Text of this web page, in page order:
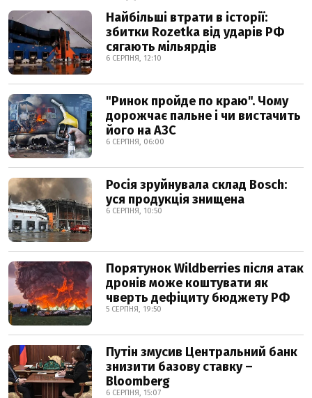
Найбільші втрати в історії:
збитки Rozetka від ударів РФ
сягають мільярдів
6 СЕРПНЯ, 12:10
"Ринок пройде по краю". Чому
дорожчає пальне і чи вистачить
його на АЗС
6 СЕРПНЯ, 06:00
Росія зруйнувала склад Bosch:
уся продукція знищена
6 СЕРПНЯ, 10:50
Порятунок Wildberries після атак
дронів може коштувати як
чверть дефіциту бюджету РФ
5 СЕРПНЯ, 19:50
Путін змусив Центральний банк
знизити базову ставку –
Bloomberg
6 СЕРПНЯ, 15:07